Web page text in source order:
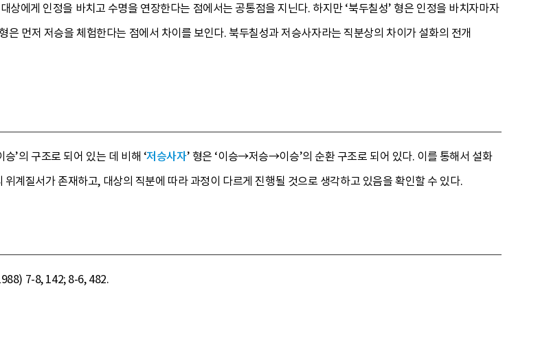
상에게 인정을 바치고 수명을 연장한다는 점에서는 공통점을 지닌다. 하지만 ‘북두칠성’ 형은 인정을 바치자마자
은 먼저 저승을 체험한다는 점에서 차이를 보인다. 북두칠성과 저승사자라는 직분상의 차이가 설화의 전개
’의 구조로 되어 있는 데 비해 ‘저승사자’ 형은 ‘이승→저승→이승’의 순환 구조로 되어 있다. 이를 통해서 설화
계질서가 존재하고, 대상의 직분에 따라 과정이 다르게 진행될 것으로 생각하고 있음을 확인할 수 있다.
7-8, 142; 8-6, 482.